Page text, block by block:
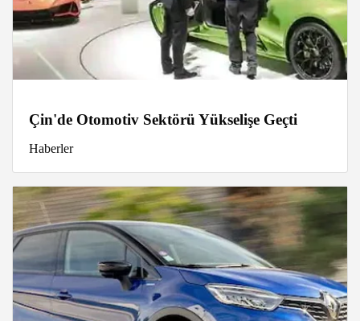
Çin'de Otomotiv Sektörü Yükselişe Geçti
Haberler